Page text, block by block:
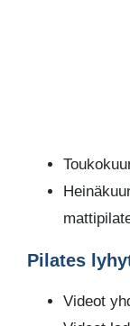
Pilates
Videot